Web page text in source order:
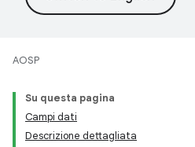
AOSP
Su questa pagina
Campi dati
Descrizione dettagliata